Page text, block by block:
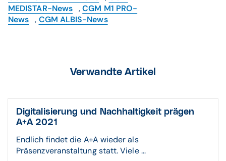
MEDISTAR-News ,CGM M1 PRO-
News , CGM ALBIS-News
Verwandte Artikel
Digitalisierung und Nachhaltigkeit prägen
A+A 2021
Endlich findet die A+A wieder als
Präsenzveranstaltung statt. Viele ...